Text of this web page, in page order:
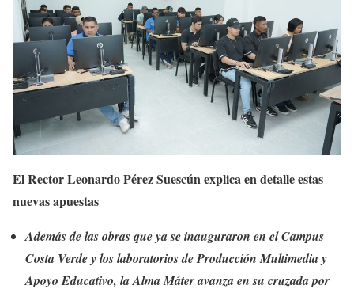
El Rector Leonardo Pérez Suescún explica en detalle estas
nuevas apuestas
Además de las obras que ya se inauguraron en el Campus
Costa Verde y los laboratorios de Producción Multimedia y
Apoyo Educativo, la Alma Máter avanza en su cruzada por